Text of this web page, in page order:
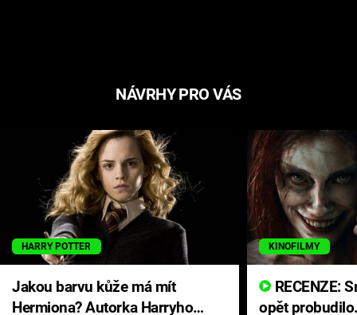
NÁVRHY PRO VÁS
HARRY POTTER
Jakou barvu kůže má mít
Hermiona? Autorka Harryho
KINOFILMY
opět